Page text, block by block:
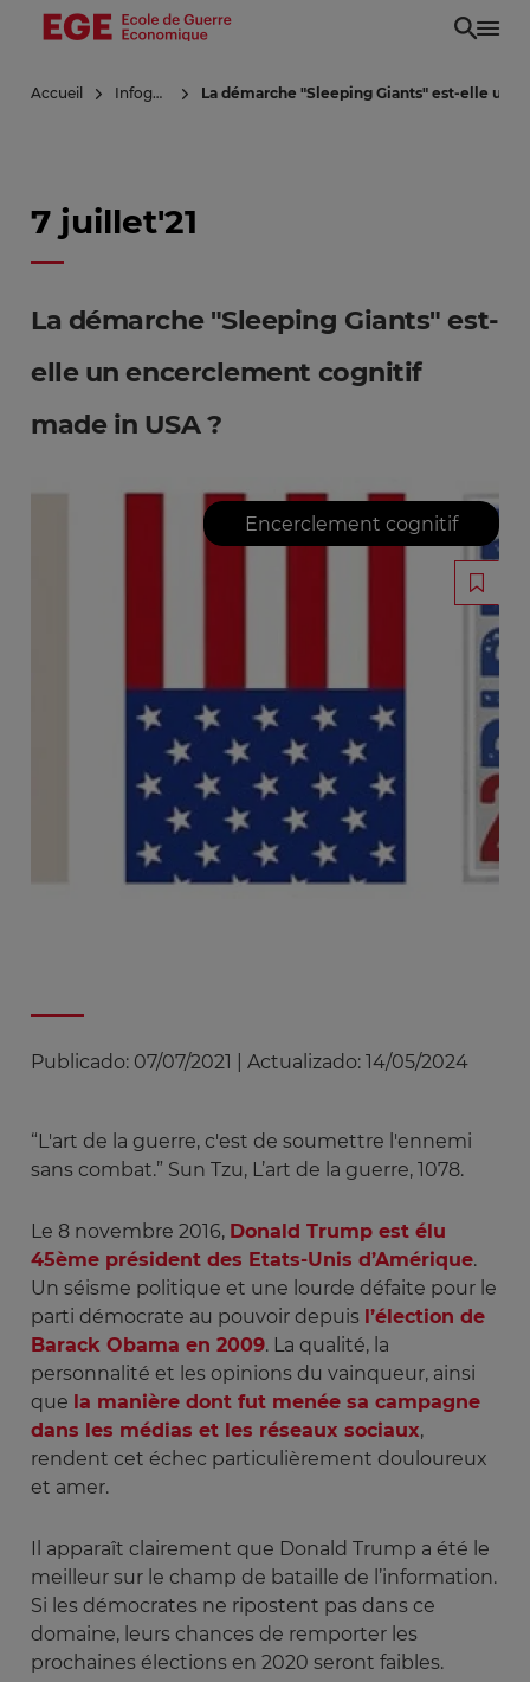
Aller
principal
Accueil Infoguerre La démarche "Sleeping Giants" est-elle un
7 juillet'21
La démarche "Sleeping Giants" est-
elle un encerclement cognitif
made in USA ?
Encerclement cognitif
Publicado: 07/07/2021 Actualizado: 14/05/2024
“L'art de la guerre, c'est de soumettre l'ennemi
sans combat.” Sun Tzu, L’art de la guerre, 1078.
Le 8 novembre 2016, Donald Trump est élu
45ème président des Etats-Unis d’Amérique.
Un séisme politique et une lourde défaite pour le
parti démocrate au pouvoir depuis l’élection de
Barack Obama en 2009. La qualité, la
personnalité et les opinions du vainqueur, ainsi
que la manière dont fut menée sa campagne
dans les médias et les réseaux sociaux,
rendent cet échec particulièrement douloureux
et amer.
Il apparaît clairement que Donald Trump a été le
meilleur sur le champ de bataille de l’information.
Si les démocrates ne ripostent pas dans ce
domaine, leurs chances de remporter les
prochaines élections en 2020 seront faibles.